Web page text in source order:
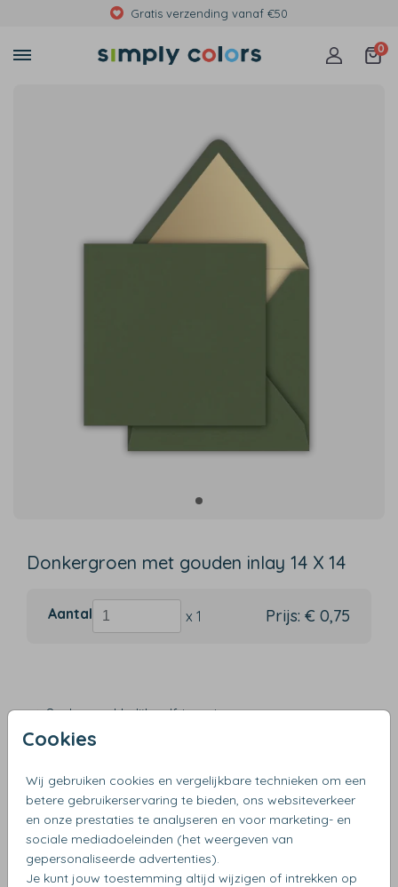
Gratis verzending vanaf €50
0
Cookies
Wij gebruiken cookies en vergelijkbare technieken om een
betere gebruikerservaring te bieden, ons websiteverkeer
en onze prestaties te analyseren en voor marketing- en
sociale mediadoeleinden (het weergeven van
gepersonaliseerde advertenties).
Je kunt jouw toestemming altijd wijzigen of intrekken op
Donkergroen met gouden inlay 14 X 14
Aantal x 1 Prijs: € 0,75
Snel en makkelijk zelf te ontwerpen
Verzending binnen 3 werkdagen
Donkergroen met gouden inlay 14 X 14